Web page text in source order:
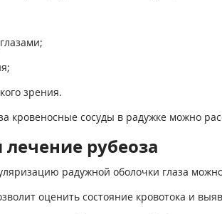
зрения.
кровеносные сосуды в радужке можно
рубеоза
радужной оболочки глаза
оценить состояние кровотока и